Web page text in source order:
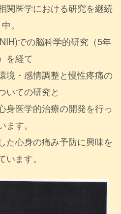
関医学における研究を継続
中。
での脳科学的研究（5年
を経て
境・感情調整と慢性疼痛の
いての研究と
身医学的治療の開発を行っ
ます。
た心身の痛み予防に興味を
います。